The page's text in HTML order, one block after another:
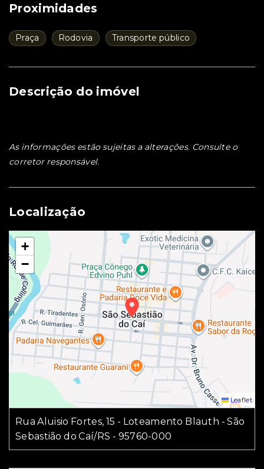
Proximidades
Praça Rodovia Transporte público
Descrição do imóvel
As informações estão sujeitas a alterações. Consulte o
corretor responsável.
Localização
+
−
Leaflet
Rua Aluisio Fortes, 15 - Loteamento Blauth - São
Sebastião do Caí/RS - 95760-000